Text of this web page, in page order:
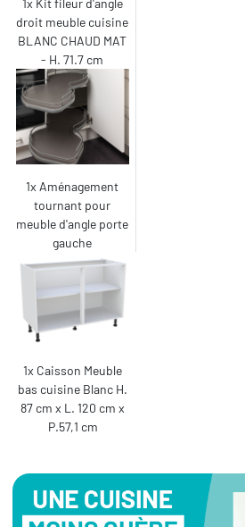
droit meuble cuisine
BLANC CHAUD MAT
- H. 71.7 cm
1x Aménagement
tournant pour
meuble d'angle porte
gauche
1x Caisson Meuble
bas cuisine Blanc H.
87 cm x L. 120 cm x
P.57,1 cm